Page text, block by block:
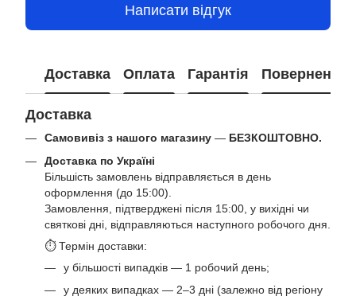
Написати відгук
Доставка Оплата Гарантія Повернення
Доставка
Самовивіз з нашого магазину — БЕЗКОШТОВНО.
Доставка по Україні
Більшість замовлень відправляється в день
оформлення (до 15:00).
Замовлення, підтверджені після 15:00, у вихідні чи
святкові дні, відправляються наступного робочого дня.
⏱ Термін доставки:
у більшості випадків — 1 робочий день;
у деяких випадках — 2–3 дні (залежно від регіону